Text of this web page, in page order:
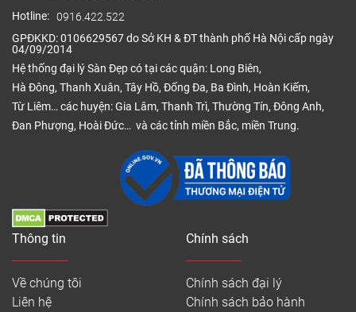
Hotline: 0916.422.522
GPĐKKD: 0106629567 do Sở KH & ĐT thành phố Hà Nội cấp ngày
04/09/2014
Hệ thống đại lý Sàn Đẹp có tại các quận: Long Biên,
Hà Đông, Thanh Xuân, Tây Hồ, Đống Đa, Ba Đình, Hoàn Kiếm,
Từ Liêm… các huyện: Gia Lâm, Thanh Trì, Thường Tín, Đông Anh,
Đan Phượng, Hoài Đức… và các tỉnh miền Bắc, miền Trung.
Thông tin
Về chúng tôi
Liên hệ
Chính sách
Chính sách đại lý
Chính sách bảo hành